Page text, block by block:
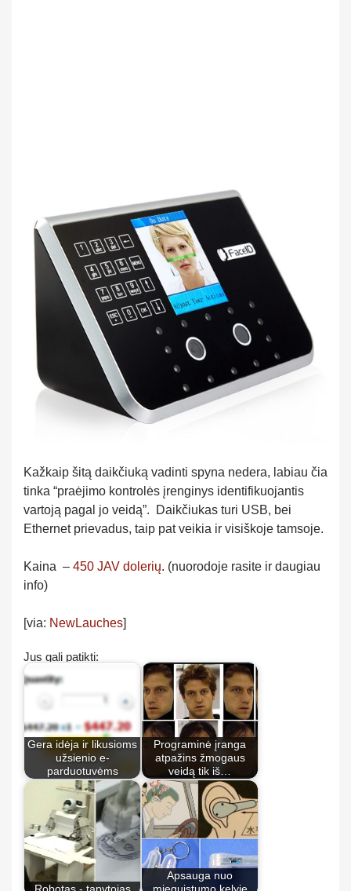
Kažkaip šitą daikčiuką vadinti spyna nedera, labiau čia
tinka “praėjimo kontrolės įrenginys identifikuojantis
vartoją pagal jo veidą”. Daikčiukas turi USB, bei
Ethernet prievadus, taip pat veikia ir visiškoje tamsoje.
Kaina – 450 JAV dolerių. (nuorodoje rasite ir daugiau
info)
[via: NewLauches]
Jus gali patikti:
Gera idėja ir likusioms
užsienio e-
parduotuvėms
Programinė įranga
atpažins žmogaus
veidą tik iš…
Apsauga nuo